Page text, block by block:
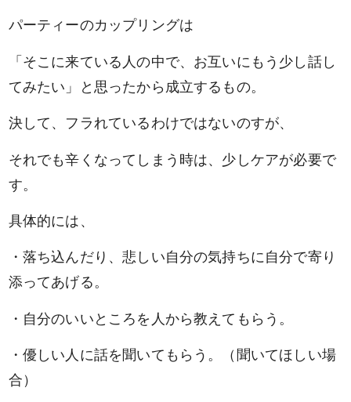
パーティーのカップリングは
「そこに来ている人の中で、お互いにもう少し話し
てみたい」と思ったから成立するもの。
決して、フラれているわけではないのすが、
それでも辛くなってしまう時は、少しケアが必要で
す。
具体的には、
・落ち込んだり、悲しい自分の気持ちに自分で寄り
添ってあげる。
・自分のいいところを人から教えてもらう。
・優しい人に話を聞いてもらう。（聞いてほしい場
合）